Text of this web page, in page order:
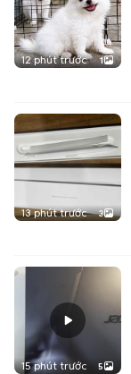
12 phút trước 1
13 phút trước 3
15 phút trước 5